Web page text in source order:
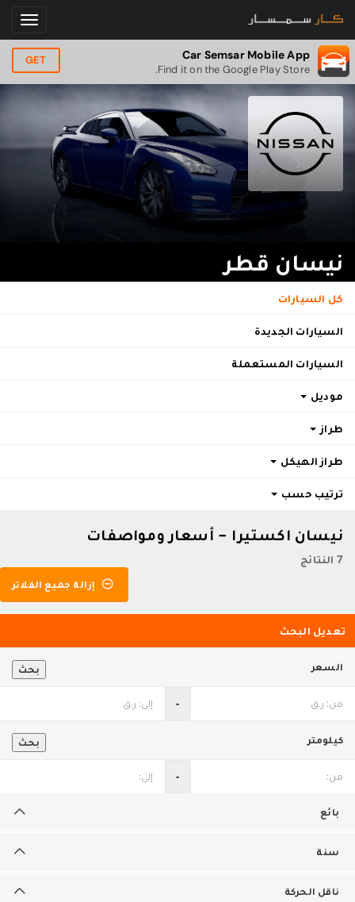
Car Semsar Mobile App
Find it on the Google Play Store.
GET
نيسان قطر
كل السيارات
السيارات الجديدة
السيارات المستعملة
موديل
طراز
طراز الهيكل
ترتيب حسب
نيسان اكستيرا - أسعار ومواصفات
7 النتائج
إزالة جميع الفلاتر
تعديل البحث
بحث السعر
‐
بحث كيلومتر
‐
بائع
سنة
ناقل الحركة